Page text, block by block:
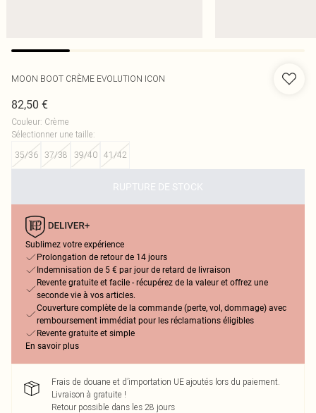
MOON BOOT CRÈME EVOLUTION ICON
82,50 €
Couleur: Crème
Sélectionner une taille:
35/36
37/38 39/40 41/42
RUPTURE DE STOCK
Sublimez votre expérience
Prolongation de retour de 14 jours
Indemnisation de 5 € par jour de retard de livraison
Revente gratuite et facile - récupérez de la valeur et offrez une
seconde vie à vos articles.
Couverture complète de la commande (perte, vol, dommage) avec
remboursement immédiat pour les réclamations éligibles
Revente gratuite et simple
En savoir plus
Frais de douane et d’importation UE ajoutés lors du paiement.
Livraison à gratuite !
Retour possible dans les 28 jours